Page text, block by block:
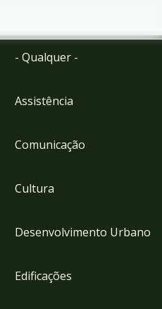
- Qualquer -
Assistência
Comunicação
Cultura
Desenvolvimento Urbano
Edificações